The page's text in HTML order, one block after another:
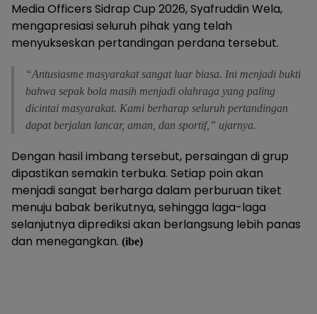
Media Officers Sidrap Cup 2026, Syafruddin Wela,
mengapresiasi seluruh pihak yang telah
menyukseskan pertandingan perdana tersebut.
“Antusiasme masyarakat sangat luar biasa. Ini menjadi bukti
bahwa sepak bola masih menjadi olahraga yang paling
dicintai masyarakat. Kami berharap seluruh pertandingan
dapat berjalan lancar, aman, dan sportif,” ujarnya.
Dengan hasil imbang tersebut, persaingan di grup
dipastikan semakin terbuka. Setiap poin akan
menjadi sangat berharga dalam perburuan tiket
menuju babak berikutnya, sehingga laga-laga
selanjutnya diprediksi akan berlangsung lebih panas
dan menegangkan. (ibe)